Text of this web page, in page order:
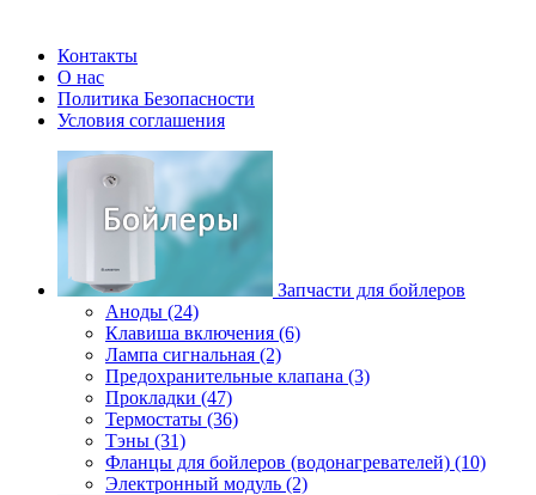
Контакты
О нас
Политика Безопасности
Условия соглашения
Запчасти для бойлеров
Аноды (24)
Клавиша включения (6)
Лампа сигнальная (2)
Предохранительные клапана (3)
Прокладки (47)
Термостаты (36)
Тэны (31)
Фланцы для бойлеров (водонагревателей) (10)
Электронный модуль (2)